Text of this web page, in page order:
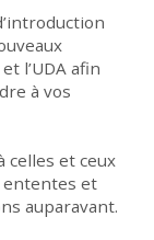
l’UDA afin
à vos
celles et ceux
ententes et
auparavant.